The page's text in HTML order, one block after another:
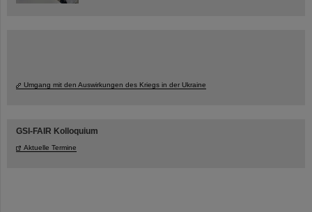
Umgang mit den Auswirkungen des Kriegs in der Ukraine
GSI-FAIR Kolloquium
Aktuelle Termine